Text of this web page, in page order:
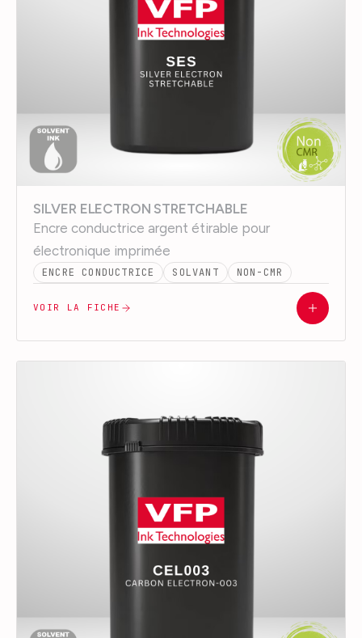
SILVER ELECTRON STRETCHABLE
Encre conductrice argent étirable pour
électronique imprimée
ENCRE CONDUCTRICE SOLVANT NON-CMR
VOIR LA FICHE